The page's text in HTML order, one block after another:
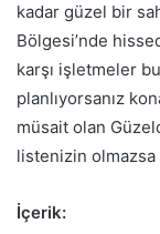
kadar güzel bir
Bölgesi’nde
karşı işletmeler
planlıyorsanız
müsait olan
listenizin olmazsa
İçerik: